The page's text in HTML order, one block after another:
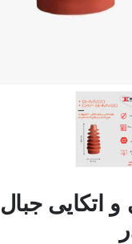
اتکایی جبال